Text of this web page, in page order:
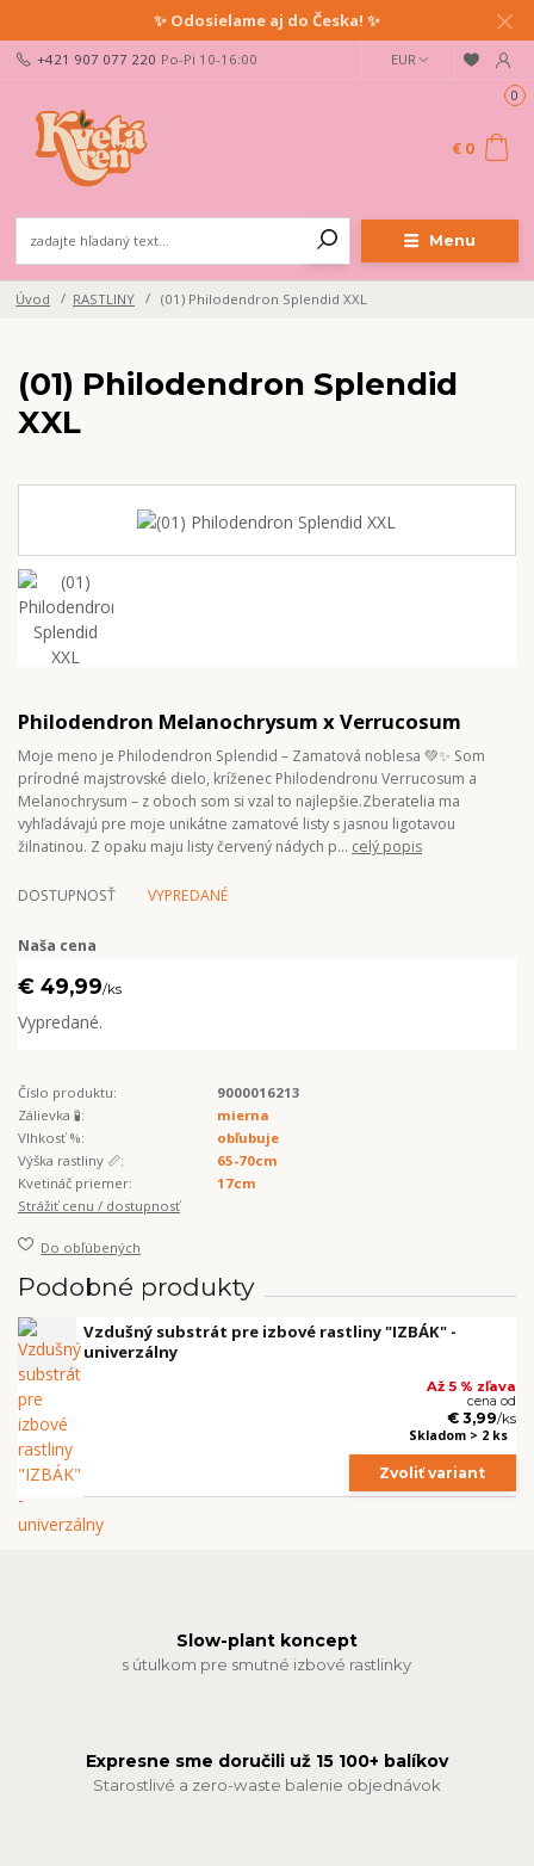
✨ Odosielame aj do Česka! ✨
Menu
EUR
+421 907 077 220 Po-Pi 10-16:00
0
€ 0
Úvod RASTLINY (01) Philodendron Splendid XXL
(01) Philodendron Splendid
XXL
Philodendron Melanochrysum x Verrucosum
Moje meno je Philodendron Splendid – Zamatová noblesa 💚✨ Som
prírodné majstrovské dielo, kríženec Philodendronu Verrucosum a
Melanochrysum – z oboch som si vzal to najlepšie.Zberatelia ma
vyhľadávajú pre moje unikátne zamatové listy s jasnou ligotavou
žilnatinou. Z opaku maju listy červený nádych p... celý popis
DOSTUPNOSŤ VYPREDANÉ
Naša cena
€ 49,99/ks
Vypredané.
Číslo produktu:
9000016213
Zálievka 🧪:
mierna
Vlhkosť %:
obľubuje
Výška rastliny 📏:
65-70cm
Kvetináč priemer:
17cm
Strážiť cenu / dostupnosť
Do obľúbených
Podobné produkty
Vzdušný substrát pre izbové rastliny "IZBÁK" -
univerzálny
Až 5 % zľava
cena od
€ 3,99/ks
Skladom > 2 ks
Zvoliť variant
Slow-plant koncept
s útulkom pre smutné izbové rastlinky
Expresne sme doručili už 15 100+ balíkov
Starostlivé a zero-waste balenie objednávok